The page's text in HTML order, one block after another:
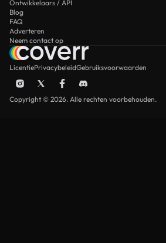
Ontwikkelaars / API
Blog
FAQ
Adverteren
Neem contact op
LicentiePrivacybeleidGebruiksvoorwaarden
Copyright © 2026. Alle rechten voorbehouden.